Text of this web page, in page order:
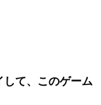
して、このゲーム